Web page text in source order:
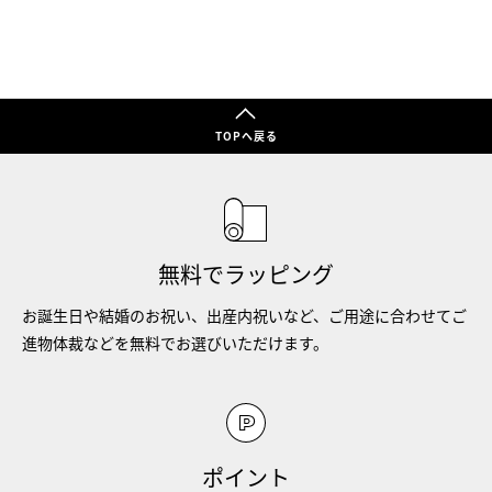
TOPへ戻る
無料でラッピング
お誕生日や結婚のお祝い、出産内祝いなど、ご用途に合わせてご
進物体裁などを無料でお選びいただけます。
ポイント